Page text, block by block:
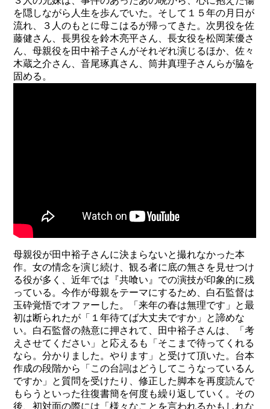
を隠しながら人生を歩んでいた。そして１５年の月日が
流れ、３人のもとに母こはるが帰ってきた。次男役を佐
藤健さん、長男役を鈴木亮平さん、長女役を松岡茉優さ
ん、母親役を田中裕子さんがそれぞれ演じるほか、佐々
木蔵之介さん、音尾琢真さん、筒井真理子さんらが脇を
固める。
母親役が田中裕子さんに決まらないと撮れなかった本
作。女の情念を演じ続け、観る者に底の無さを見せつけ
る役が多く、近年では『共喰い』での演技が印象的に残
っている。今作が母親をテーマにするため、白石監督は
玉砕覚悟でオファーした。「来年の春は無理です」と最
初は断られたが「１年待てば大丈夫ですか」と諦めな
い。 白石監督の熱意に押されて、田中裕子さんは、
「考
えさせてください」と応えるも「そこまで待ってくれる
なら。分かりました。やります」と受けて頂いた。台本
作成の段階から「この台詞はどうしてこうなっているん
ですか」と 質問を受けたり 、修正した脚本を再度読んで
もらうといった往復書簡を何度も繰り返していく。その
後、初対面の際には「様々なことを言われるかもしれな